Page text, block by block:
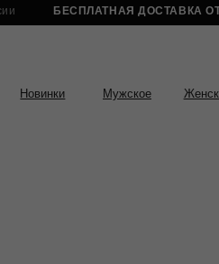
БЕСПЛАТНАЯ ДОСТАВКА ОТ 10000 ₽